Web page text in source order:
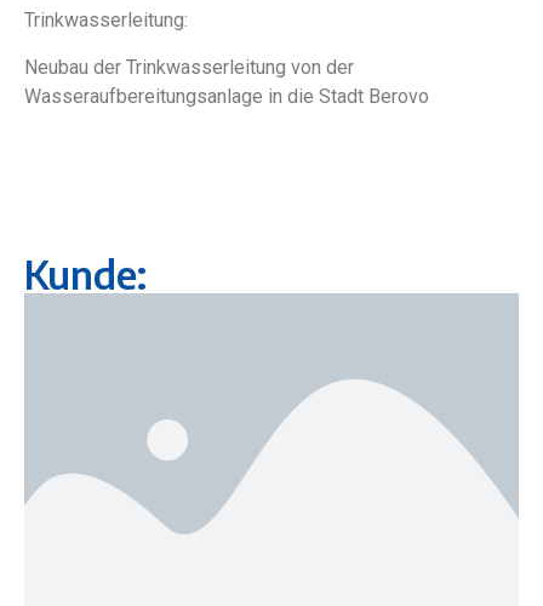
Trinkwasserleitung:
Neubau der Trinkwasserleitung von der
Wasseraufbereitungsanlage in die Stadt Berovo
Kunde: